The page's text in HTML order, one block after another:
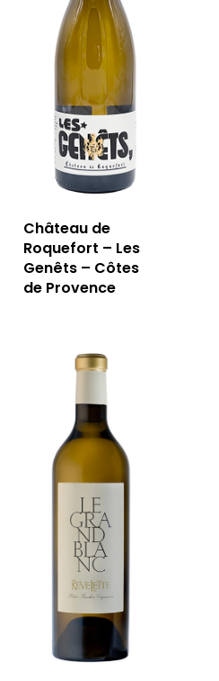
Château de
Roquefort – Les
Genêts – Côtes
de Provence